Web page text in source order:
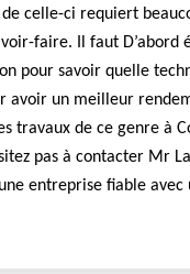
celle-ci requiert
faire. Il faut D’abord
pour savoir quelle
avoir un meilleur
travaux de ce genre à
pas à contacter Mr
entreprise fiable avec